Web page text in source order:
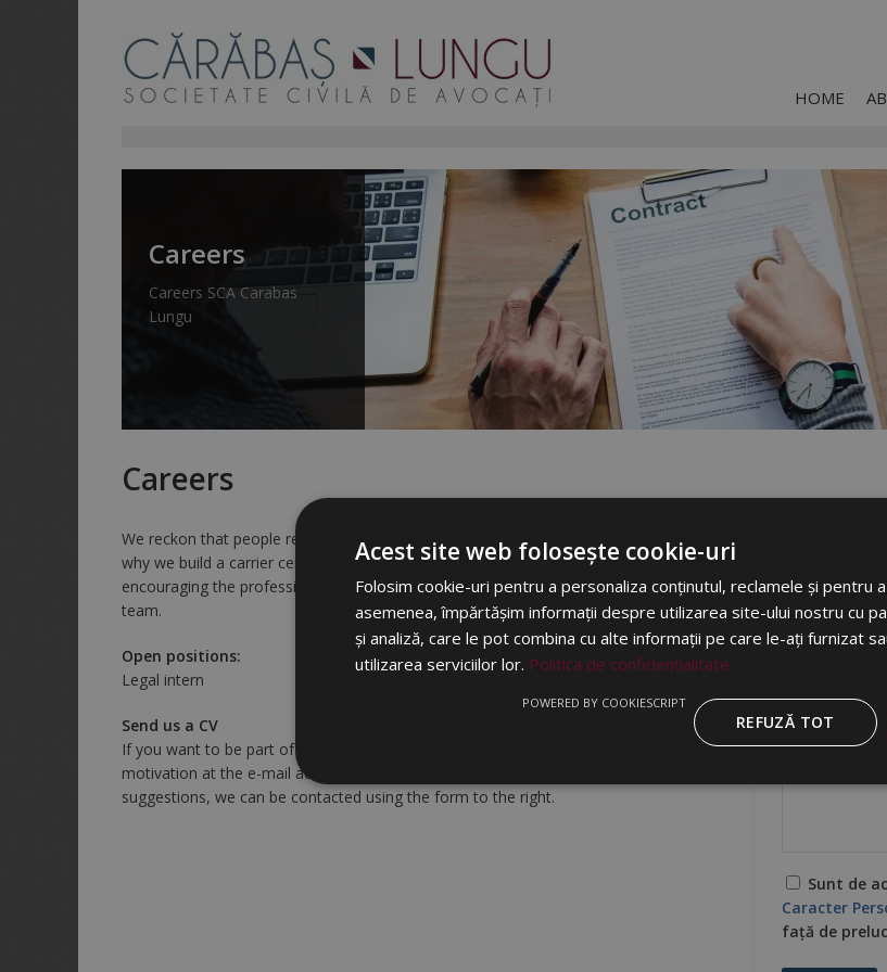
HOME
Careers
Careers SCA Carabas
Lungu
Careers
We reckon that people represent the greatest quality of an organisation. That is
why we build a carrier centered on the development of professional abilities,
encouraging the professional evolution and the success of every member of the
team.
Open positions:
Legal intern
Send us a CV
If you want to be part of our team, send us your CV, followed by a letter of
motivation at the e-mail address
suggestions, we can be contacted using the form to the right.
Email
Mesaj
Sunt de
Caracter
față de
Acest site web folosește cookie-uri
Folosim cookie-uri pentru a personaliza conținutul, reclamele și pentru
asemenea, împărtășim informații despre utilizarea site-ului nostru cu
și analiză, care le pot combina cu alte informații pe care le-ați furnizat
utilizarea serviciilor lor. Politica de confidențialitate
REFUZĂ TOT
POWERED BY COOKIESCRIPT